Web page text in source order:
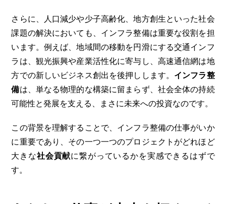
さらに、人口減少や少子高齢化、地方創生といった社会
課題の解決においても、インフラ整備は重要な役割を担
います。例えば、地域間の移動を円滑にする交通インフ
ラは、観光振興や産業活性化に寄与し、高速通信網は地
方での新しいビジネス創出を後押しします。 インフラ整
備は、単なる物理的な構築に留まらず、社会全体の持続
可能性と発展を支える、まさに未来への投資なのです。
この背景を理解することで、インフラ整備の仕事がいか
に重要であり、その一つ一つのプロジェクトがどれほど
大きな社会貢献に繋がっているかを実感できるはずで
す。